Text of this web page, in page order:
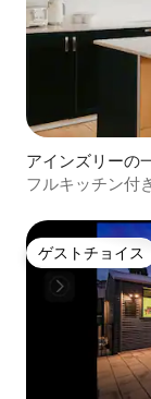
アインズリーの
フルキッチン付
ゲストチョイス
ゲストチョイス